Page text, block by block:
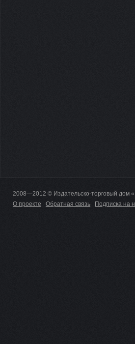
2008—2012 © Издательско-торговый дом
О проекте
Обратная связь Подписка на